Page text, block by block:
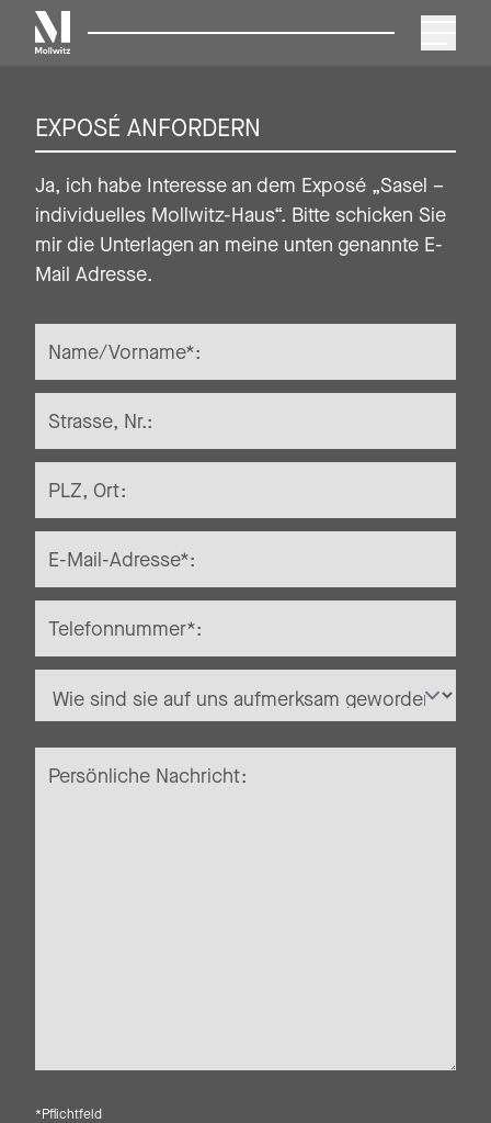
Zum Inhalt springen
Mollwitz
MENÜ
EXPOSÉ ANFORDERN
Ja, ich habe Interesse an dem Exposé „Sasel –
individuelles Mollwitz-Haus“. Bitte schicken Sie
mir die Unterlagen an meine unten genannte E-
Mail Adresse.
*Pflichtfeld